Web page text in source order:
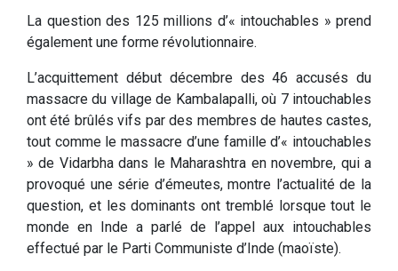
La question des 125 millions d’« intouchables » prend
également une forme révolutionnaire.
L’acquittement début décembre des 46 accusés du
massacre du village de Kambalapalli, où 7 intouchables
ont été brûlés vifs par des membres de hautes castes,
tout comme le massacre d’une famille d’« intouchables
» de Vidarbha dans le Maharashtra en novembre, qui a
provoqué une série d’émeutes, montre l’actualité de la
question, et les dominants ont tremblé lorsque tout le
monde en Inde a parlé de l’appel aux intouchables
effectué par le Parti Communiste d’Inde (maoïste).